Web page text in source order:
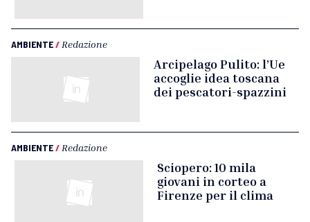
AMBIENTE/ Redazione
Arcipelago Pulito: l’Ue
accoglie idea toscana
dei pescatori-spazzini
AMBIENTE/ Redazione
Sciopero: 10 mila
giovani in corteo a
Firenze per il clima